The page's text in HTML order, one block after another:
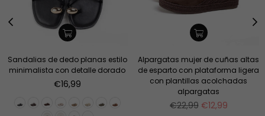
Sandalias de dedo planas estilo
minimalista con detalle dorado
Precio
€16,99
Alpargatas mujer de cuñas altas
de esparto con plataforma ligera
con plantillas acolchadas
alpargatas
Precio
€22,99 €12,99